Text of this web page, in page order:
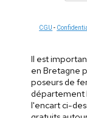
CGU -
Il est
en Bretagne
poseurs de
département
l'encart ci-